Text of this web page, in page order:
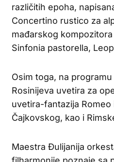
različitih epoha,
Concertino rustico za
mađarskog
Sinfonia pastorella,
Osim toga, na
Rosinijeva uvetira za
uvetira-fantazija Romeo
Čajkovskog, kao i
Maestra Đulijanija